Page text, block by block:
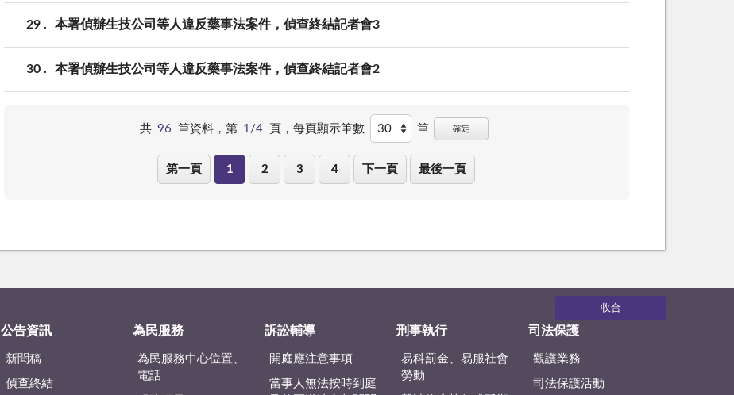
29 本署偵辦生技公司等人違反藥事法案件，偵查終結記者會3
30 本署偵辦生技公司等人違反藥事法案件，偵查終結記者會2
共 96 筆資料，第 1/4 頁， 每頁顯示筆數 筆 確定
第一頁 1 2 3 4 下一頁 最後一頁
收合
公告資訊
新聞稿
偵查終結
為民服務
為民服務中心位置、
電話
訴訟輔導
開庭應注意事項
當事人無法按時到庭
刑事執行
易科罰金、易服社會
勞動
司法保護
觀護業務
司法保護活動